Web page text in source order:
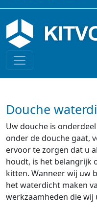
Douche
Uw douche is
onder de douche gaat,
ervoor te zorgen dat u
houdt, is het belangrijk
kitten. Wanneer wij uw
het waterdicht maken
werkzaamheden die wij